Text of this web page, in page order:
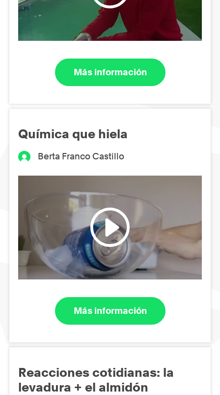
Más información
Química que hiela
Berta Franco Castillo
Más información
Reacciones cotidianas: la
levadura + el almidón